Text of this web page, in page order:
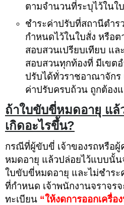
ตามจำนวนที่ระบุไว้ในใ
ชำระค่าปรับที่สถานีตำ
กำหนดไว้ในใบสั่ง หรือ
สอบสวนเปรียบเทียบ แ
สอบสวนทุกท้องที่ มีเขต
ปรับได้ทั่วราชอาณาจักร
ค่าปรับครบถ้วน ถูกต้อง
ถ้าใบขับขี่หมดอายุ แล้
เกิดอะไรขึ้น?
กรณีที่ผู้ขับขี่ เจ้าของรถหรือผู้
หมดอายุ แล้วปล่อยไว้แบบนั้
ใบขับขี่หมดอายุ และไม่ชำระ
ที่กำหนด เจ้าพนักงานจราจร
ทะเบียน “ให้งดการออกเครื่อ